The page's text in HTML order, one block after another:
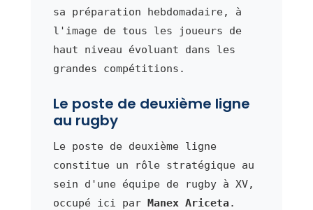
sa préparation hebdomadaire, à
l'image de tous les joueurs de
haut niveau évoluant dans les
grandes compétitions.
Le poste de deuxième ligne
au rugby
Le poste de deuxième ligne
constitue un rôle stratégique au
sein d'une équipe de rugby à XV,
occupé ici par Manex Ariceta .